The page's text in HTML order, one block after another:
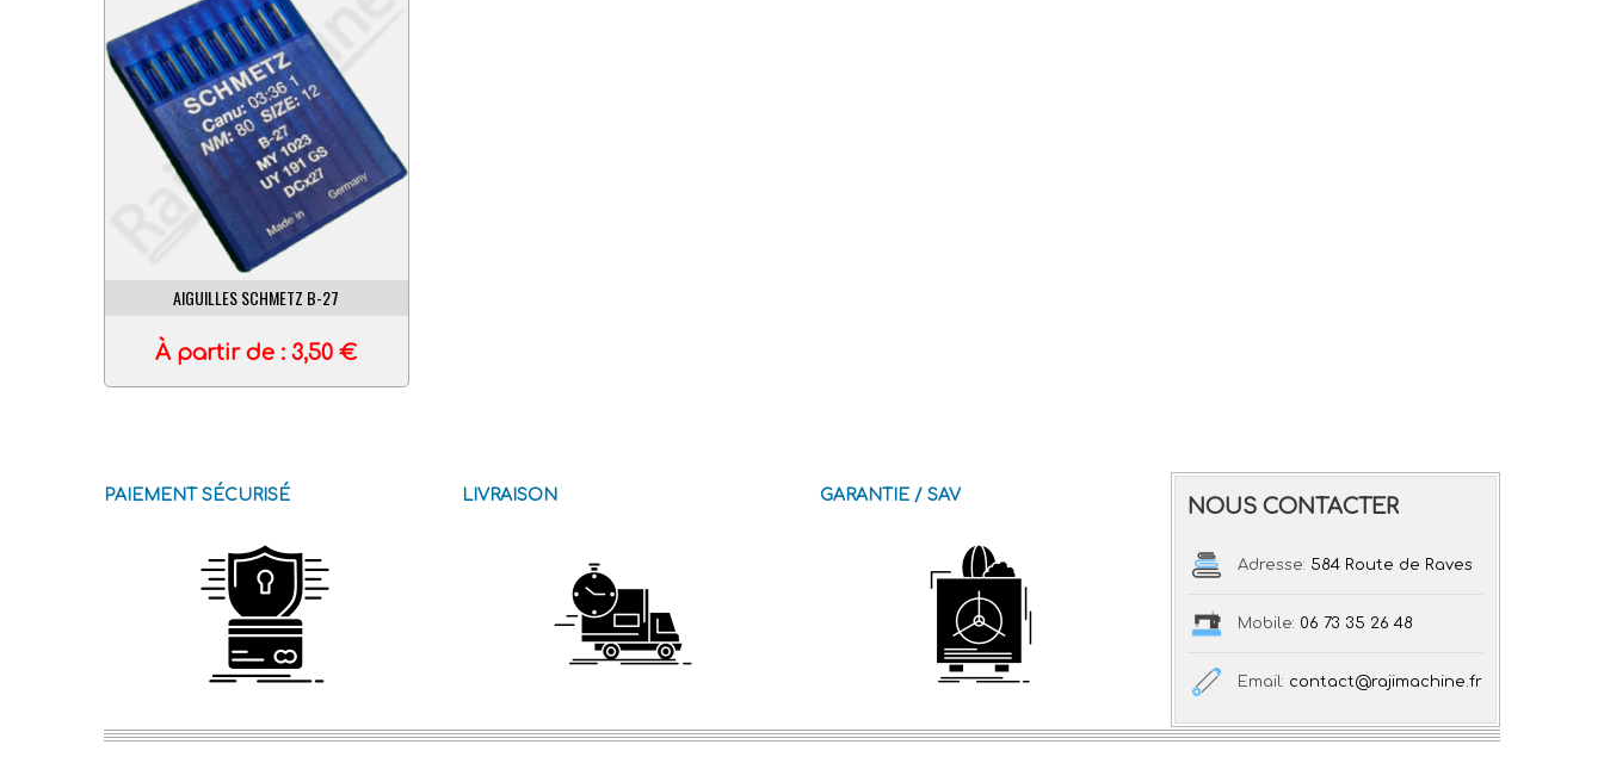
AIGUILLES SCHMETZ B-27
À partir de :3,50€
PAIEMENT SÉCURISÉ LIVRAISON GARANTIE / SAV NOUS CONTACTER
Adresse: 584 Route de Raves
Mobile: 06 73 35 26 48
Email: contact@rajimachine.fr